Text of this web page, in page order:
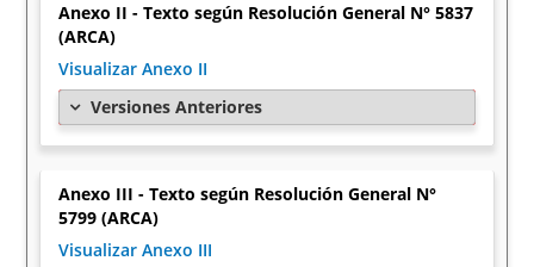
Anexo II - Texto según Resolución General N° 5837
(ARCA)
Visualizar Anexo II
Versiones Anteriores
Anexo III - Texto según Resolución General N°
5799 (ARCA)
Visualizar Anexo III